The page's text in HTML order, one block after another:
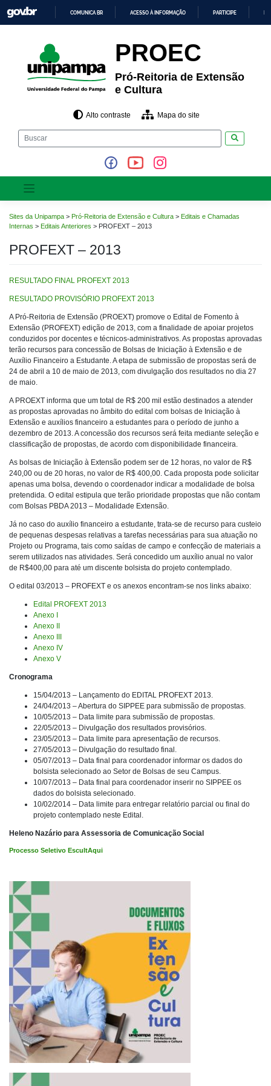
para
o
CONTEÚDO
COMUNICA BR ACESSO À INFORMAÇÃO PARTICIPE
PROEC
Pró-Reitoria de Extensão
e Cultura
Alto contraste Mapa do site
Sites da Unipampa > Pró-Reitoria de Extensão e Cultura > Editais e Chamadas
Internas > Editais Anteriores > PROFEXT – 2013
PROFEXT – 2013
RESULTADO FINAL PROFEXT 2013
RESULTADO PROVISÓRIO PROFEXT 2013
A Pró-Reitoria de Extensão (PROEXT) promove o Edital de Fomento à
Extensão (PROFEXT) edição de 2013, com a finalidade de apoiar projetos
conduzidos por docentes e técnicos-administrativos. As propostas aprovadas
terão recursos para concessão de Bolsas de Iniciação à Extensão e de
Auxílio Financeiro a Estudante. A etapa de submissão de propostas será de
24 de abril a 10 de maio de 2013, com divulgação dos resultados no dia 27
de maio.
A PROEXT informa que um total de R$ 200 mil estão destinados a atender
as propostas aprovadas no âmbito do edital com bolsas de Iniciação à
Extensão e auxílios financeiro a estudantes para o período de junho a
dezembro de 2013. A concessão dos recursos será feita mediante seleção e
classificação de propostas, de acordo com disponibilidade financeira.
As bolsas de Iniciação à Extensão podem ser de 12 horas, no valor de R$
240,00 ou de 20 horas, no valor de R$ 400,00. Cada proposta pode solicitar
apenas uma bolsa, devendo o coordenador indicar a modalidade de bolsa
pretendida. O edital estipula que terão prioridade propostas que não contam
com Bolsas PBDA 2013 – Modalidade Extensão.
Já no caso do auxílio financeiro a estudante, trata-se de recurso para custeio
de pequenas despesas relativas a tarefas necessárias para sua atuação no
Projeto ou Programa, tais como saídas de campo e confecção de materiais a
serem utilizados nas atividades. Será concedido um auxílio anual no valor
de R$400,00 para até um discente bolsista do projeto contemplado.
O edital 03/2013 – PROFEXT e os anexos encontram-se nos links abaixo:
Edital PROFEXT 2013
Anexo I
Anexo II
Anexo III
Anexo IV
Anexo V
Cronograma
15/04/2013 – Lançamento do EDITAL PROFEXT 2013.
24/04/2013 – Abertura do SIPPEE para submissão de propostas.
10/05/2013 – Data limite para submissão de propostas.
22/05/2013 – Divulgação dos resultados provisórios.
23/05/2013 – Data limite para apresentação de recursos.
27/05/2013 – Divulgação do resultado final.
05/07/2013 – Data final para coordenador informar os dados do
bolsista selecionado ao Setor de Bolsas de seu Campus.
10/07/2013 – Data final para coordenador inserir no SIPPEE os
dados do bolsista selecionado.
10/02/2014 – Data limite para entregar relatório parcial ou final do
projeto contemplado neste Edital.
Heleno Nazário para Assessoria de Comunicação Social
Processo Seletivo EscultAqui